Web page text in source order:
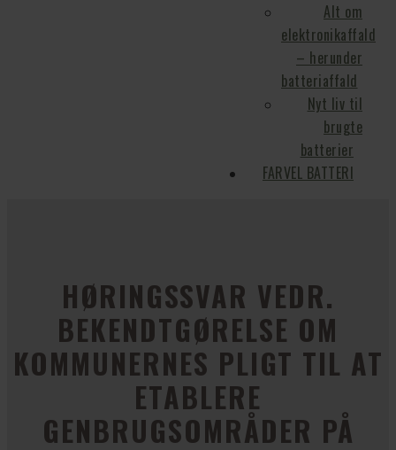
Alt om
elektronikaffald
– herunder
batteriaffald
Nyt liv til
brugte
batterier
FARVEL BATTERI
HØRINGSSVAR VEDR.
BEKENDTGØRELSE OM
KOMMUNERNES PLIGT TIL AT
ETABLERE
GENBRUGSOMRÅDER PÅ